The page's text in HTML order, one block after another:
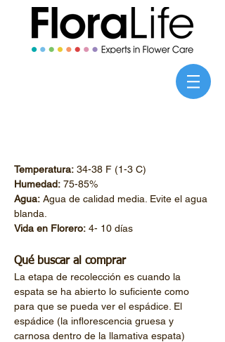
Temperatura:
Humedad:
Agua: Agua de calidad media. Evite el agua
Vida en Florero: 4- 10 días
Qué buscar al comprar
La etapa de recolección es cuando la
espata se ha abierto lo suficiente como
para que se pueda ver el espádice. El
espádice (la inflorescencia gruesa y
carnosa dentro de la llamativa espata)